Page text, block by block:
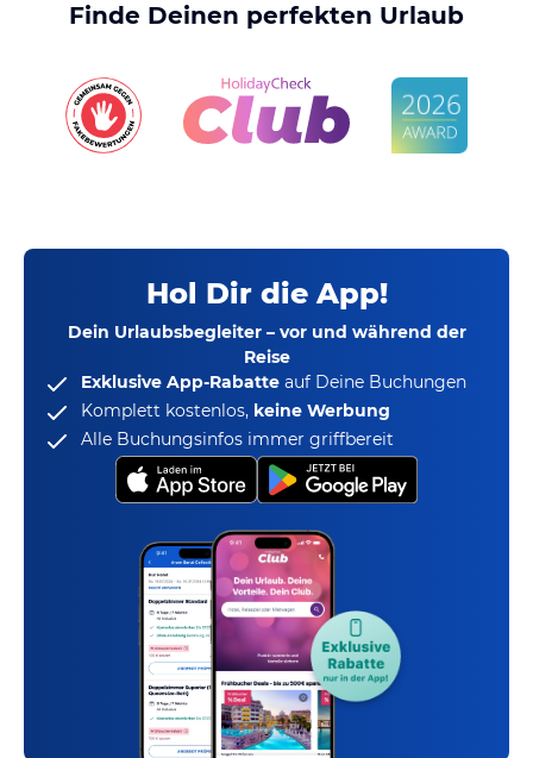
Finde Deinen perfekten Urlaub
Hol Dir die App!
Dein Urlaubsbegleiter – vor und während der
Reise
Exklusive App-Rabatte auf Deine Buchungen
Komplett kostenlos, keine Werbung
Alle Buchungsinfos immer griffbereit